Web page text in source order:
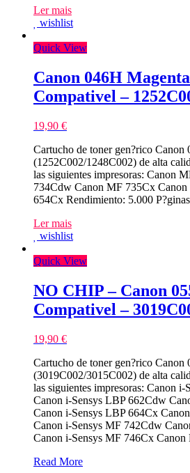
Azul
Toner
–
Ler mais
wishlist
Quick View
Canon 046H
Compativel –
19,90 €
Cartucho de toner gen?rico Canon
(1252C002/1248C002) de alta
las siguientes impresoras: Canon
734Cdw Canon MF 735Cx
654Cx Rendimiento: 5.000 P?ginas
Ler mais
wishlist
Quick View
NO CHIP – Canon
Compativel –
19,90 €
Cartucho de toner gen?rico Canon
(3019C002/3015C002) de alta
las siguientes impresoras: Canon i-
Canon i-Sensys LBP 662Cdw
Canon i-Sensys LBP 664Cx
Canon i-Sensys MF 742Cdw
Canon i-Sensys MF 746Cx
NO
Read More